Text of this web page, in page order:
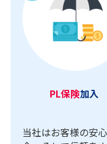
PL保険加入
当社はお客様の安